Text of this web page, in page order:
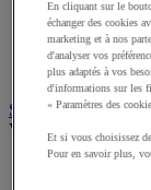
Jeu de
Randonnée
Roller,
Sport de
Sports aquatiques
Voir toute la catégorie
En cliquant sur le
échanger des cookies
marketing et à nos
d'analyser vos
plus adaptés à vos
d'informations sur les
« Paramètres des
Et si vous choisissez
Pour en savoir plus,